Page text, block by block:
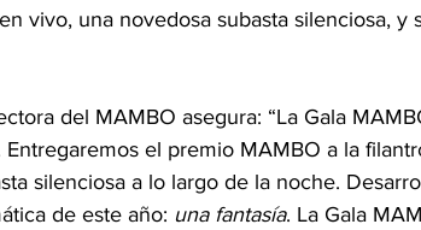
vivo, una novedosa subasta silenciosa,
del MAMBO asegura: “La Gala
el premio MAMBO a la
silenciosa a lo largo de la noche.
de este año: una fantasía. La Gala